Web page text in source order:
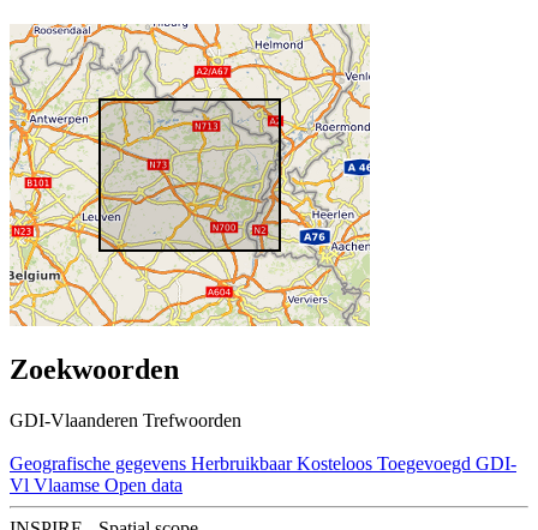
Zoekwoorden
GDI-Vlaanderen Trefwoorden
Geografische gegevens Herbruikbaar Kosteloos Toegevoegd GDI-
Vl Vlaamse Open data